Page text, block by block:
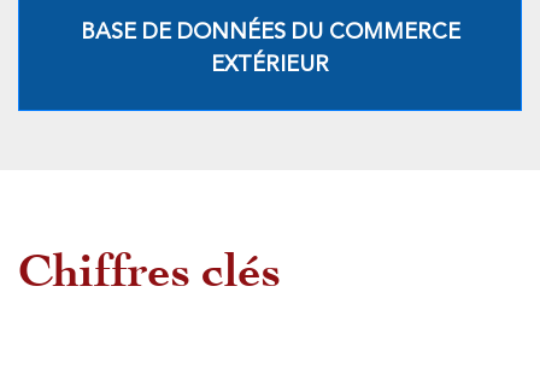
BASE DE DONNÉES DU COMMERCE
EXTÉRIEUR
Chiffres clés